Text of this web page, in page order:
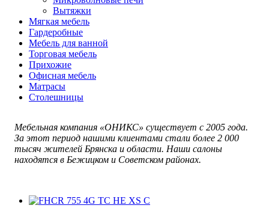
Вытяжки
Мягкая мебель
Гардеробные
Мебель для ванной
Торговая мебель
Прихожие
Офисная мебель
Матрасы
Столешницы
Мебельная компания «ОНИКС» существует с 2005 года.
За этот период нашими клиентами стали более 2 000
тысяч жителей Брянска и области. Наши салоны
находятся в Бежицком и Советском районах.